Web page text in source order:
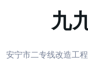
九
安宁市二专线改造工